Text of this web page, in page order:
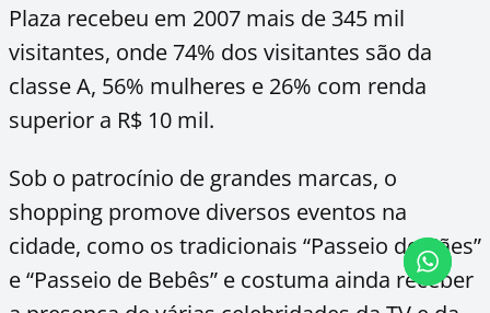
Plaza recebeu em 2007 mais de 345 mil
visitantes, onde 74% dos visitantes são da
classe A, 56% mulheres e 26% com renda
superior a R$ 10 mil.
Sob o patrocínio de grandes marcas, o
shopping promove diversos eventos na
cidade, como os tradicionais “Passeio de Cães”
e “Passeio de Bebês” e costuma ainda receber